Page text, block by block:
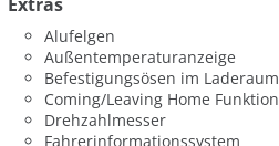
Alufelgen
Außentemperaturanzeige
Befestigungsösen im Laderaum
Coming/Leaving Home Funktion
Drehzahlmesser
Fahrerinformationssystem